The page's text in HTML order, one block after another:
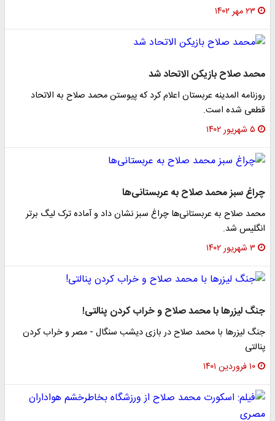
۲۳ مهر ۱۴۰۲
محمد صلاح بازیکن الاتحاد شد
روزنامه المدینه عربستان اعلام کرد که پیوستن محمد صلاح به الاتحاد
قطعی شده است.
۵ شهریور ۱۴۰۲
چراغ سبز محمد صلاح به عربستانی‌ها
محمد صلاح به عربستانی‌ها چراغ سبز نشان داد و آماده ترک لیگ برتر
انگلیس شد.
۳ شهریور ۱۴۰۲
جنگ لیزرها با محمد صلاح و خراب کردن پنالتی!
جنگ لیزرها با محمد صلاح در بازی دیشب سنگال - مصر و خراب کردن
پنالتی
۱۰ فروردین ۱۴۰۱